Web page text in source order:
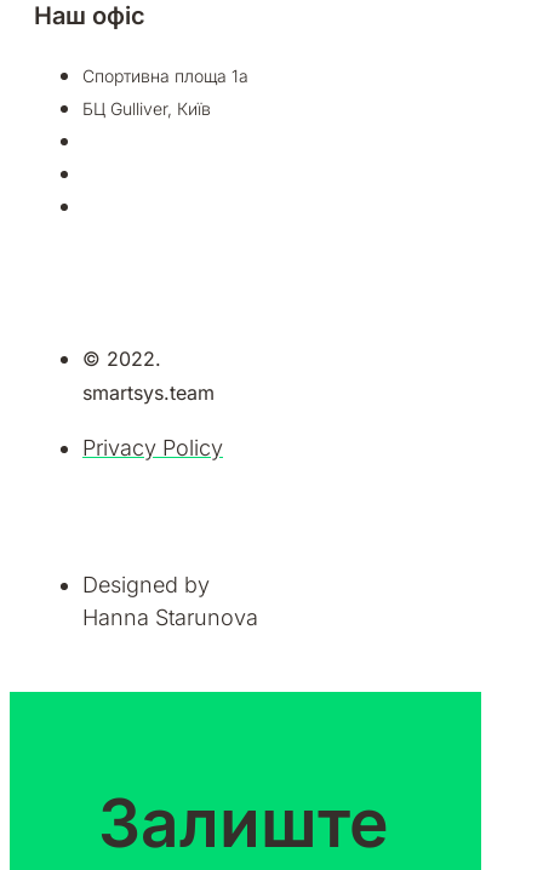
Наш офіс
Спортивна площа 1а
БЦ Gulliver, Київ
© 2022.
smartsys.team
Privacy Policy
Designed by
Hanna Starunova
Залиште